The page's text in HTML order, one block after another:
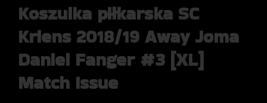
Koszulka piłkarska SC
Kriens 2018/19 Away Joma
Daniel Fanger #3 [XL]
Match Issue